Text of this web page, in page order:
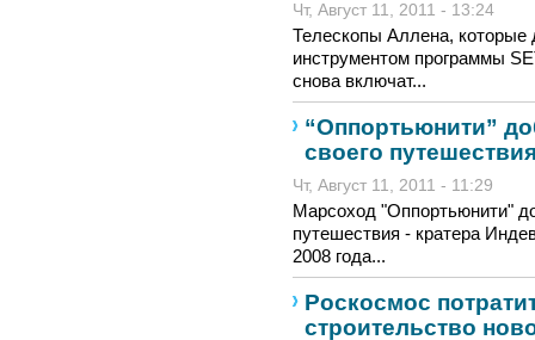
Чт, Август 11, 2011 - 13:24
Телескопы Аллена,
инструментом программы
снова включат...
“Оппортьюнити”
своего
Чт, Август 11, 2011 - 11:29
Марсоход "Оппортьюнити"
путешествия - кратера
2008 года...
Роскосмос
строительство